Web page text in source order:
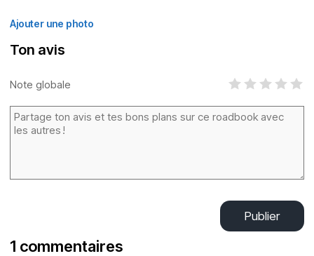
Ajouter une photo
Ton avis
Note globale
Publier
1 commentaires